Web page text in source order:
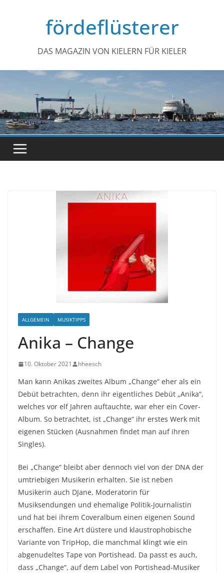
fördeflüsterer
DAS MAGAZIN VON KIELERN FÜR KIELER
ALLGEMEIN MUSIKTIPPS
Anika – Change
10. Oktober 2021 hheesch
Man kann Anikas zweites Album „Change“ eher als ein
Debüt betrachten, denn ihr eigentliches Debüt „Anika“,
welches vor elf Jahren auftauchte, war eher ein Cover-
Album. So betrachtet, ist „Change“ ihr erstes Werk mit
eigenen Stücken (Ausnahmen findet man auf ihren
Singles).
Bei „Change“ bleibt aber dennoch viel von der DNA der
umtriebigen Musikerin erhalten. Sie ist neben
Musikerin auch DJane, Moderatorin für
Musiksendungen und ehemalige Politik-Journalistin
und hat bei ihrem Coveralbum einen eigenen Sound
erschaffen. Eine Art düstere und klaustrophobische
Variante von TripHop, die manchmal klingt wie ein
abgenudeltes Tape von Portishead. Da passt es auch,
dass „Change“, auf dem Label von Portishead-Musiker